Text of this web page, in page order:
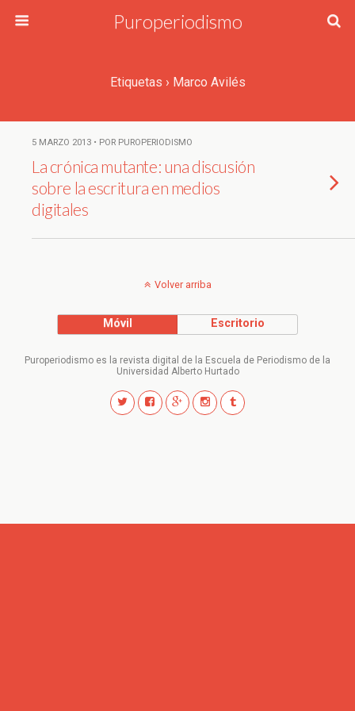
Puroperiodismo
Etiquetas › Marco Avilés
5 MARZO 2013 • POR PUROPERIODISMO
La crónica mutante: una discusión
sobre la escritura en medios
digitales
Volver arriba
Móvil Escritorio
Puroperiodismo es la revista digital de la Escuela de Periodismo de la
Universidad Alberto Hurtado